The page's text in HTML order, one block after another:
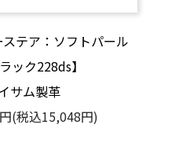
テア：ソフトパール
ラック228ds】
サム製革
(税込15,048円)